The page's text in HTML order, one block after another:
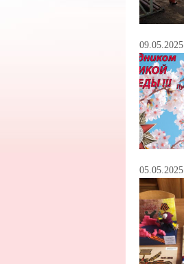
09.05.2025
05.05.2025